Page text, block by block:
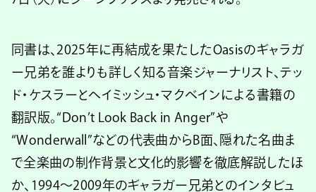
同書は、2025年に再結成を果たしたOasisのギャラガ
ー兄弟を誰よりも詳しく知る音楽ジャーナリスト、テッ
ド・ケスラーとヘイミッシュ・マクベインによる書籍の
翻訳版。“Don’t Look Back in Anger”や
“Wonderwall”などの代表曲からB面、隠れた名曲ま
で全楽曲の制作背景と文化的影響を徹底解説したほ
か、1994〜2009年のギャラガー兄弟とのインタビュ